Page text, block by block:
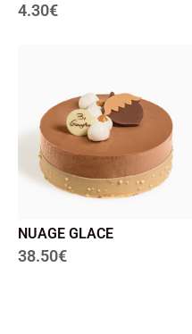
4.30€
NUAGE GLACE
38.50€